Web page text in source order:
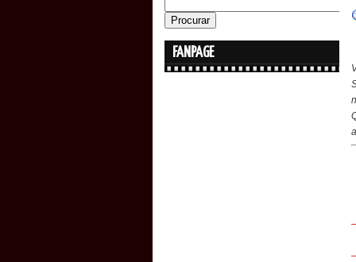
FANPAGE